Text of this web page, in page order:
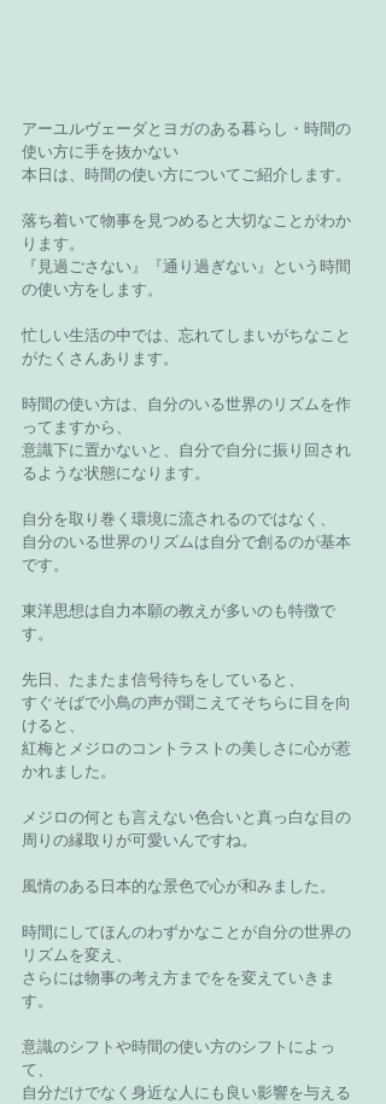
アーユルヴェーダとヨガのある暮らし・時間の
使い方に手を抜かない
本日は、時間の使い方についてご紹介します。
落ち着いて物事を見つめると大切なことがわか
ります。
『見過ごさない』『通り過ぎない』という時間
の使い方をします。
忙しい生活の中では、忘れてしまいがちなこと
がたくさんあります。
時間の使い方は、自分のいる世界のリズムを作
ってますから、
意識下に置かないと、自分で自分に振り回され
るような状態になります。
自分を取り巻く環境に流されるのではなく、
自分のいる世界のリズムは自分で創るのが基本
です。
東洋思想は自力本願の教えが多いのも特徴で
す。
先日、たまたま信号待ちをしていると、
すぐそばで小鳥の声が聞こえてそちらに目を向
けると、
紅梅とメジロのコントラストの美しさに心が惹
かれました。
メジロの何とも言えない色合いと真っ白な目の
周りの縁取りが可愛いんですね。
風情のある日本的な景色で心が和みました。
時間にしてほんのわずかなことが自分の世界の
リズムを変え、
さらには物事の考え方までをを変えていきま
す。
意識のシフトや時間の使い方のシフトによっ
て、
自分だけでなく身近な人にも良い影響を与える